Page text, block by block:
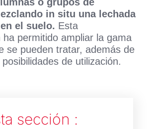
in situ una lechada
el suelo. Esta
ha permitido ampliar la gama
se pueden tratar, además de
de utilización.
sección :